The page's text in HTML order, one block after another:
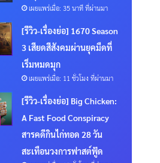
เผยแพร่เมื่อ: 35 นาที ที่ผ่านมา
[รีวิว-เรื่องย่อ] 1670 Season
3 เสียดสีสังคมผ่านยุคมืดที่
เริ่มหมดมุก
เผยแพร่เมื่อ: 11 ชั่วโมง ที่ผ่านมา
[รีวิว-เรื่องย่อ] Big Chicken:
A Fast Food Conspiracy
สารคดีกินไก่ทอด 28 วัน
สะเทือนวงการฟาสต์ฟู้ด